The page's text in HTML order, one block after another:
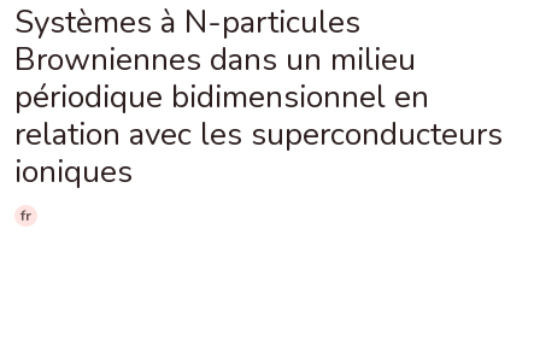
Systèmes à N-particules
Browniennes dans un milieu
périodique bidimensionnel en
relation avec les superconducteurs
ioniques
fr